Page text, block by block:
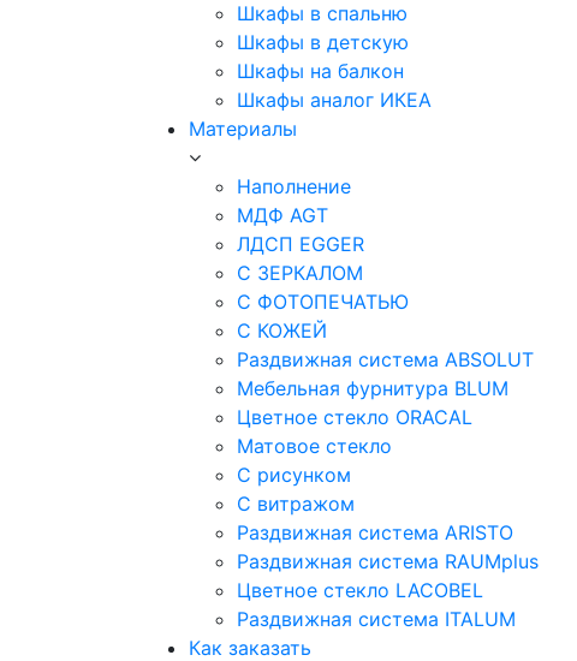
Шкафы в спальню
Шкафы в детскую
Шкафы на балкон
Шкафы аналог ИКЕА
Материалы
Наполнение
МДФ AGT
ЛДСП EGGER
С ЗЕРКАЛОМ
С ФОТОПЕЧАТЬЮ
С КОЖЕЙ
Раздвижная система ABSOLUT
Мебельная фурнитура BLUM
Цветное стекло ORACAL
Матовое стекло
C рисунком
C витражом
Раздвижная система ARISTO
Раздвижная система RAUMplus
Цветное стекло LACOBEL
Раздвижная система ITALUM
Как заказать